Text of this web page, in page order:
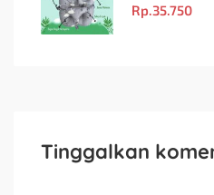
Rp.35.750
Tinggalkan